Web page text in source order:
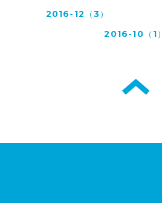
2016-12（3）
2016-10（1）